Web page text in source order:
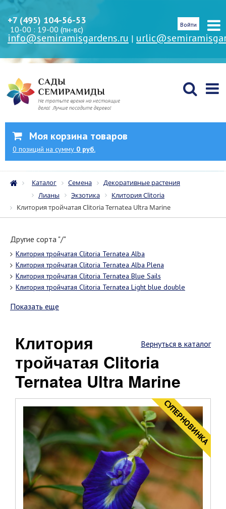
+7 (495) 104-56-53
10-00 : 19-00 (пн-вс)
info@semiramisgardens.ru |
Войти
Моя корзина товаров
0 позиций на сумму 0 руб.
Каталог Семена
Декоративные растения
Лианы
Экзотика
Клитория Clitoria
Клитория тройчатая Clitoria Ternatea Ultra Marine
Другие сорта "/"
Клитория тройчатая Clitoria Ternatea Alba
Клитория тройчатая Clitoria Ternatea Alba Plenа
Клитория тройчатая Clitoria Ternatea Blue Sails
Клитория тройчатая Clitoria Ternatea Light blue double
Показать еще
Вернуться в каталог
Клитория
тройчатая Clitoria
Ternatea Ultra Marine
CУПЕРНОВИНКА